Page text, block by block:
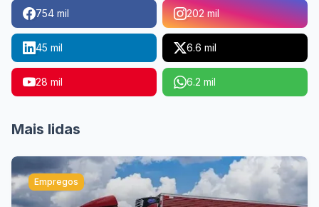
754 mil 202 mil
45 mil 6.6 mil
28 mil 6.2 mil
Mais lidas
Empregos